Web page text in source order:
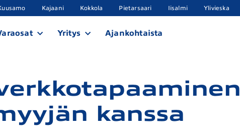
Kajaani Kokkola Pietarsaari Iisalmi Ylivieska
Yritys Ajankohtaista
kanssa